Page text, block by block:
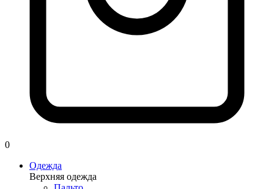
0
Одежда
Верхняя одежда